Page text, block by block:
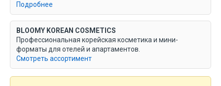
Подробнее
BLOOMY KOREAN COSMETICS
Профессиональная корейская косметика и мини-
форматы для отелей и апартаментов.
Смотреть ассортимент